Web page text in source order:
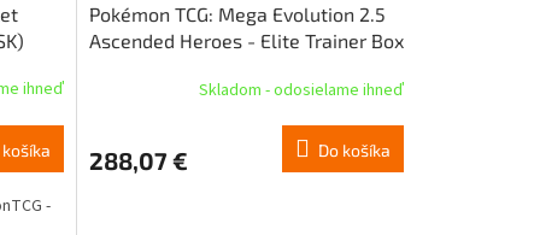
ihneď
košíka
-
Pokémon TCG: Mega Evolution 2.5
Ascended Heroes - Elite Trainer Box
Skladom - odosielame ihneď
288,07 € Do košíka